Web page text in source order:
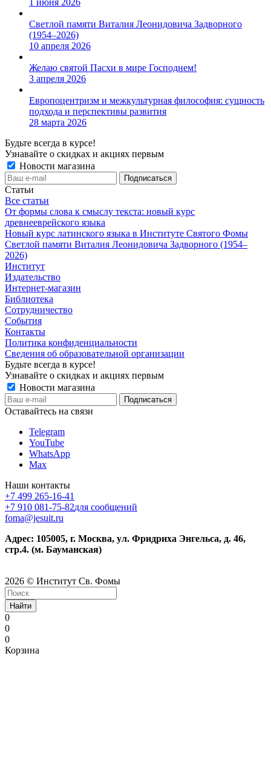
Светлой памяти Виталия Леонидовича Задворного
(1954–2026)
10 апреля 2026
Желаю святой Пасхи в мире Господнем!
3 апреля 2026
Европоцентризм и межкультурная философия: сущность
подхода и перспективы развития
28 марта 2026
Будьте всегда в курсе!
Узнавайте о скидках и акциях первым
Новости магазина
Статьи
Все статьи
От формы слова к смыслу текста: новый курс
древнееврейского языка
Новый курс латинского языка в Институте Святого Фомы
Светлой памяти Виталия Леонидовича Задворного (1954–
2026)
Институт
Издательство
Интернет-магазин
Библиотека
Сотрудничество
События
Контакты
Политика конфиденциальности
Сведения об образовательной организации
Будьте всегда в курсе!
Узнавайте о скидках и акциях первым
Новости магазина
Оставайтесь на связи
Telegram
YouTube
WhatsApp
Max
Наши контакты
+7 499 265-16-41
+7 910 081-75-82для сообщений
foma@jesuit.ru
Адрес: 105005, г. Москва, ул. Фридриха Энгельса, д. 46,
стр.4. (м. Бауманская)
2026 © Институт Св. Фомы
Найти
0
0
0
Корзина